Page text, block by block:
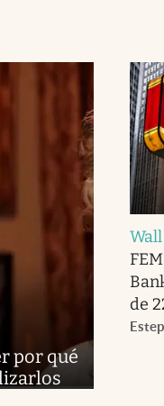
por qué
de